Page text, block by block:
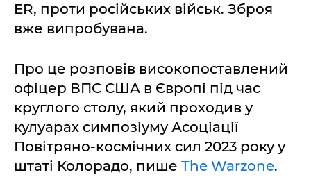
ER, проти російських військ. Зброя
вже випробувана.
Про це розповів високопоставлений
офіцер ВПС США в Європі під час
круглого столу, який проходив у
кулуарах симпозіуму Асоціації
Повітряно-космічних сил 2023 року у
штаті Колорадо, пише The Warzone.